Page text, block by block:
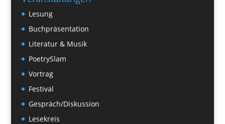
Lesung
Buchpräsentation
Literatur & Musik
PoetrySlam
Vortrag
Festival
Gespräch/Diskussion
Lesekreis